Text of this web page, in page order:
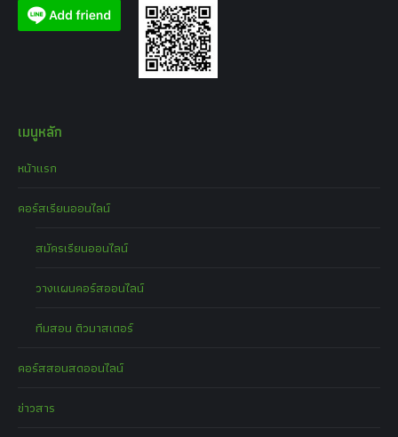
เมนูหลัก
หน้าแรก
คอร์สเรียนออนไลน์
สมัครเรียนออนไลน์
วางแผนคอร์สออนไลน์
ทีมสอน ติวมาสเตอร์
คอร์สสอนสดออนไลน์
ข่าวสาร